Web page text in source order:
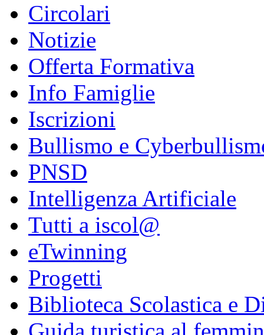
Circolari
Notizie
Offerta Formativa
Info Famiglie
Iscrizioni
Bullismo e
PNSD
Intelligenza Artificiale
Tutti a iscol@
eTwinning
Progetti
Biblioteca Scolastica e